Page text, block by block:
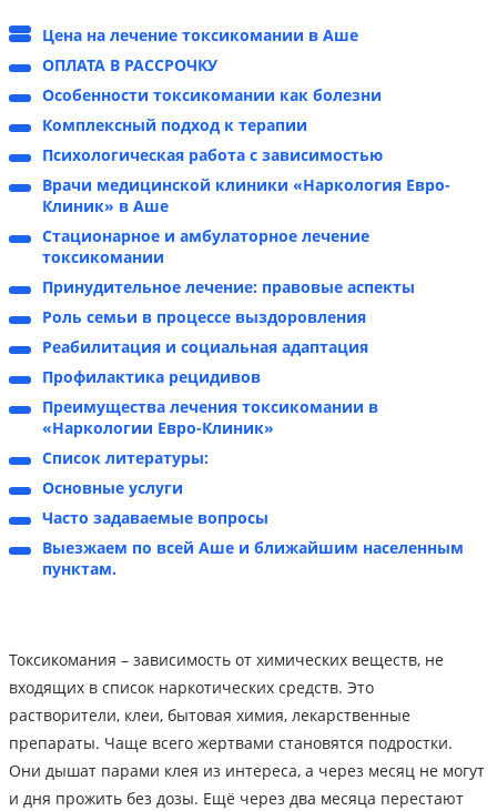
Цена на лечение токсикомании в Аше
ОПЛАТА В РАССРОЧКУ
Особенности токсикомании как болезни
Комплексный подход к терапии
Психологическая работа с зависимостью
Врачи медицинской клиники «Наркология Евро-
Клиник» в Аше
Стационарное и амбулаторное лечение
токсикомании
Принудительное лечение: правовые аспекты
Роль семьи в процессе выздоровления
Реабилитация и социальная адаптация
Профилактика рецидивов
Преимущества лечения токсикомании в
«Наркологии Евро-Клиник»
Список литературы:
Основные услуги
Часто задаваемые вопросы
Выезжаем по всей Аше и ближайшим населенным
пунктам.
Токсикомания – зависимость от химических веществ, не
входящих в список наркотических средств. Это
растворители, клеи, бытовая химия, лекарственные
препараты. Чаще всего жертвами становятся подростки.
Они дышат парами клея из интереса, а через месяц не могут
и дня прожить без дозы. Ещё через два месяца перестают